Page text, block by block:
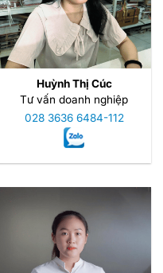
Huỳnh Thị Cúc
Tư vấn doanh nghiệp
028 3636 6484-112